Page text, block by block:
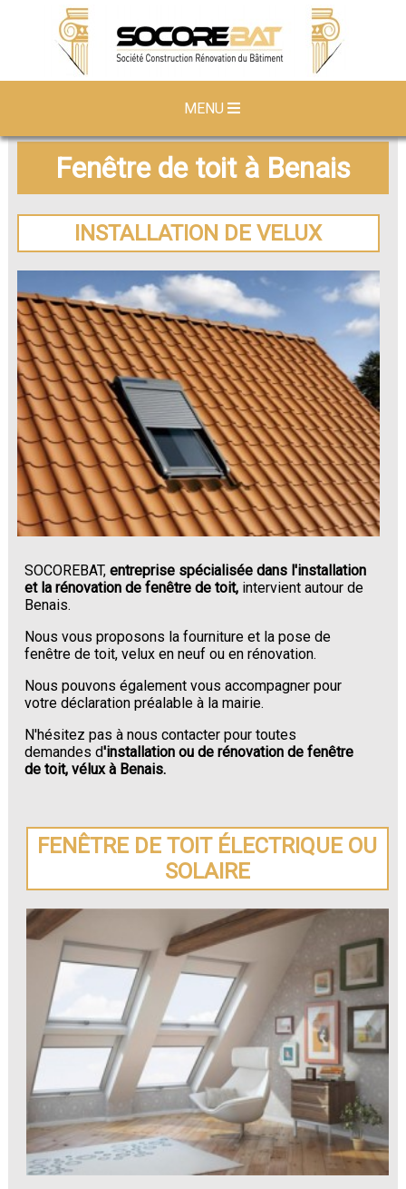
MENU
Fenêtre de toit à Benais
INSTALLATION DE VELUX
SOCOREBAT,entreprise spécialisée dans l'installation
et la rénovation de fenêtre de toit, intervient autour de
Benais.
Nous vous proposons la fourniture et la pose de
fenêtre de toit, velux en neuf ou en rénovation.
Nous pouvons également vous accompagner pour
votre déclaration préalable à la mairie.
N'hésitez pas à nous contacter pour toutes
demandes d'installation ou de rénovation de fenêtre
de toit, vélux à Benais.
FENÊTRE DE TOIT ÉLECTRIQUE OU
SOLAIRE